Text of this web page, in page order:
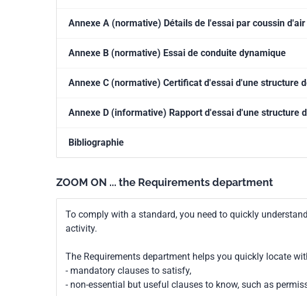
Annexe A (normative) Détails de l'essai par coussin d'air
Annexe B (normative) Essai de conduite dynamique
Annexe C (normative) Certificat d'essai d'une structure
Annexe D (informative) Rapport d'essai d'une structure
Bibliographie
ZOOM ON ... the Requirements department
To comply with a standard, you need to quickly
activity.
The Requirements department helps you quickly locate
- mandatory clauses to satisfy,
- non-essential but useful clauses to know, such as